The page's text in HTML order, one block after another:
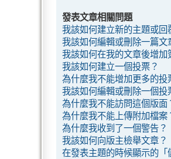
發表文章相關問題
我該如何建立新的主題或回
我該如何編輯或刪除一篇文
我該如何在我的文章後增加
我該如何建立一個投票？
為什麼我不能增加更多的投
我該如何編輯或刪除一個投
為什麼我不能訪問這個版面
為什麼我不能上傳附加檔案
為什麼我收到了一個警告？
我該如何向版主檢舉文章？
在發表主題的時候顯示的「